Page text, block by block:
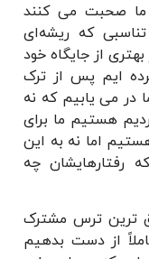
ما صحبت می کنند
که ریشه‌ای
از جایگاه خود
ایم پس از ترک
در می یابیم که نه
هستیم ما برای
اما نه به این
رفتارهایشان چه
ترین ترس مشترک
از دست بدهیم